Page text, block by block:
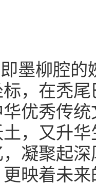
墨柳腔的
，在秃
华优秀传
，又升
凝聚起
映着未